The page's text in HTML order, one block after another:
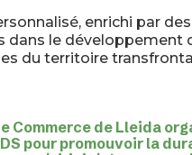
enrichi par
dans le développement
du territoire
Commerce de Lleida
pour promouvoir la